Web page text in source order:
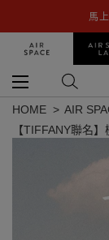
馬
HOME AIR
【TIFFANY聯名